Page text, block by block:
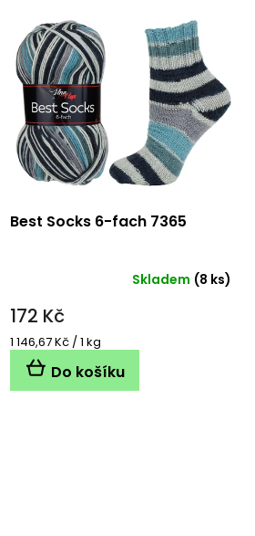
Best Socks 6-fach 7365
Skladem (8 ks)
172 Kč
Měrná
cena:
1 146,67 Kč / 1 kg
Do košíku